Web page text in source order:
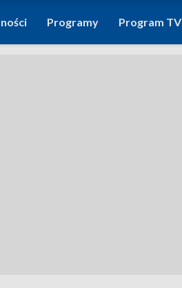
Programy Program TV